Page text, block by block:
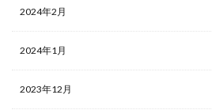
2024年2月
2024年1月
2023年12月